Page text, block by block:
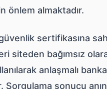
önlem almaktadır.
sertifikasına
siteden bağımsız
anlaşmalı
Sorgulama sonucu